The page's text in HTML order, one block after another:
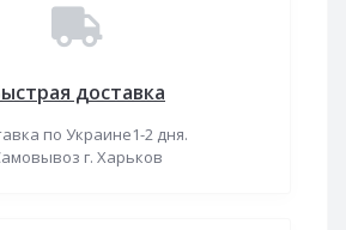
доставка
по Украине1-2 дня.
г. Харьков